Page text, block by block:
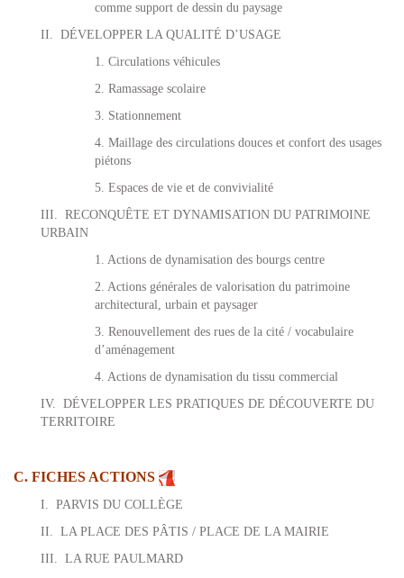
comme support de dessin du paysage
II. DÉVELOPPER LA QUALITÉ D’USAGE
1. Circulations véhicules
2. Ramassage scolaire
3. Stationnement
4. Maillage des circulations douces et confort des usages
piétons
5. Espaces de vie et de convivialité
III. RECONQUÊTE ET DYNAMISATION DU PATRIMOINE
URBAIN
1. Actions de dynamisation des bourgs centre
2. Actions générales de valorisation du patrimoine
architectural, urbain et paysager
3. Renouvellement des rues de la cité / vocabulaire
d’aménagement
4. Actions de dynamisation du tissu commercial
IV. DÉVELOPPER LES PRATIQUES DE DÉCOUVERTE DU
TERRITOIRE
C. FICHES ACTIONS
I. PARVIS DU COLLÈGE
II. LA PLACE DES PÂTIS / PLACE DE LA MAIRIE
III. LA RUE PAULMARD